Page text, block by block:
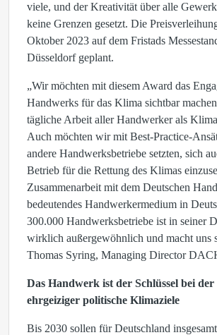
viele, und der Kreativität über alle
keine Grenzen gesetzt. Die
Oktober 2023 auf dem Fristads
Düsseldorf geplant.
„Wir möchten mit diesem Award das
Handwerks für das Klima sichtbar
tägliche Arbeit aller Handwerker als
Auch möchten wir mit Best-Practice-
andere Handwerksbetriebe setzten, sich
Betrieb für die Rettung des Klimas
Zusammenarbeit mit dem Deutschen
bedeutendes Handwerkermedium in
300.000 Handwerksbetriebe ist in seiner
wirklich außergewöhnlich und macht uns
Thomas Syring, Managing Director
Das Handwerk ist der Schlüssel bei der
ehrgeiziger politische Klimaziele
Bis 2030 sollen für Deutschland